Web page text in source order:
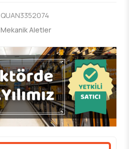
QUAN3352074
Mekanik Aletler